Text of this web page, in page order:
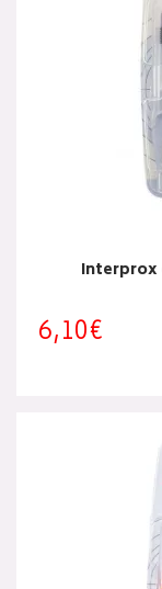
Interprox
6,10€